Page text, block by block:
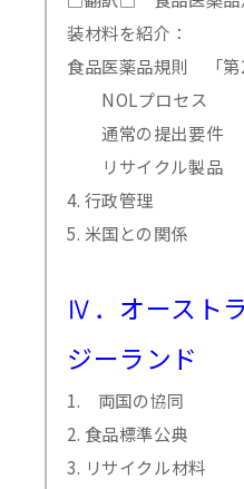
装材料を紹介：
食品医薬品規則 「第
NOLプロセス
通常の提出要件
リサイクル製品
4. 行政管理
5. 米国との関係
Ⅳ．オースト
ジーランド
1. 両国の協同
2. 食品標準公典
3. リサイクル材料